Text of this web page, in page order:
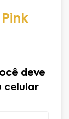
deve
celular